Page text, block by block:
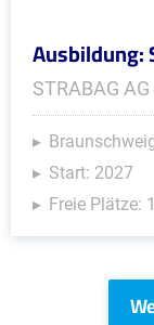
STRABAG
Start: 2027
Freie Plätze: 1